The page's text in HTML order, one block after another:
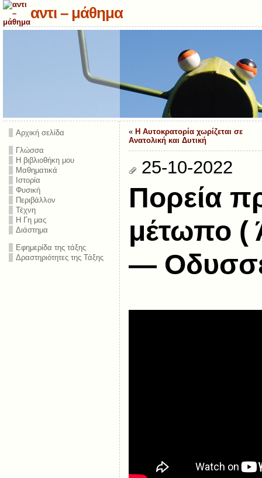
αντι – μάθημα
Αρχική σελίδα
Γλώσσα
Η βιβλιοθήκη μου
Μαθηματικά
Ιστορία
Φυσική
Περιβάλλον
Τέχνη
Η Γη μας
Διάστημα
Εφημερίδα της τάξης
Δραστηριότητες της Τάξης
« Η Αυτοκρατορία χωρίζεται σε
Ανατολική και Δυτική
25-10-2022
Πορεία
μέτωπο (
—